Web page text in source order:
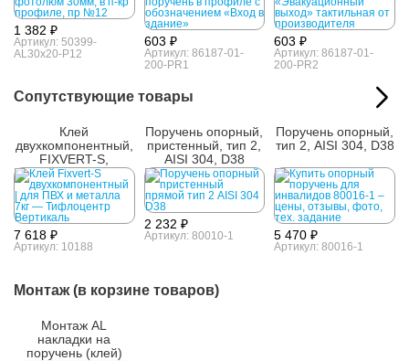
1 382 ₽
Артикул: 50399-
AL30x20-P12
603 ₽
Артикул: 86187-01-
200-PR1
603 ₽
Артикул: 86187-01-
200-PR2
Сопутствующие товары
Клей
двухкомпонентный,
FIXVERT-S,
универсальный, 7
кг
7 618 ₽
Артикул: 10188
Поручень опорный,
пристенный, тип 2,
AISI 304, D38
2 232 ₽
Артикул: 80010-1
Поручень опорный,
тип 2, AISI 304, D38
5 470 ₽
Артикул: 80016-1
Монтаж (в корзине товаров)
Монтаж AL
накладки на
поручень (клей)